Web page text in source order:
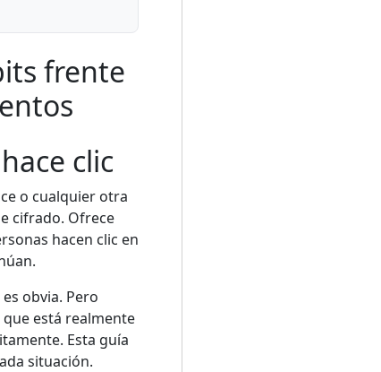
frente
clic
o cualquier otra
cifrado. Ofrece
hacen clic en
obvia. Pero
está realmente
Esta guía
situación.